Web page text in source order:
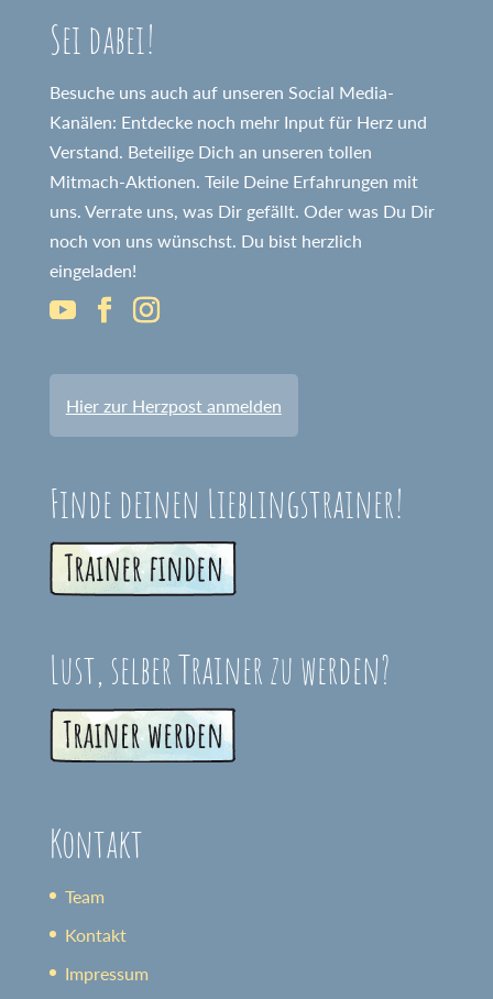
Sei dabei!
Besuche uns auch auf unseren Social Media-
Kanälen: Entdecke noch mehr Input für Herz und
Verstand. Beteilige Dich an unseren tollen
Mitmach-Aktionen. Teile Deine Erfahrungen mit
uns. Verrate uns, was Dir gefällt. Oder was Du Dir
noch von uns wünschst. Du bist herzlich
eingeladen!
Hier zur Herzpost anmelden
Finde deinen Lieblingstrainer!
Lust, selber Trainer zu werden?
Kontakt
Team
Kontakt
Impressum